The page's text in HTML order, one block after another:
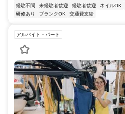
経験不問
未経験者歓迎 経験者歓迎 ネイルOK
研修あり
ブランクOK 交通費支給
アルバイト・パート